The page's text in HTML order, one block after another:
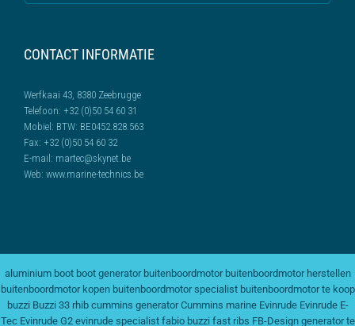
CONTACT INFORMATIE
Werfkaai 43, 8380 Zeebrugge
Telefoon: +32 (0)50 54 60 31
Mobiel: BTW: BE0452.828.563
Fax: +32 (0)50 54 60 32
E-mail: martec@skynet.be
Web: www.marine-technics.be
aluminium boot boot generator buitenboordmotor buitenboordmotor herstellen
buitenboordmotor kopen buitenboordmotor specialist buitenboordmotor te koop
buzzi Buzzi 33 rhib cummins generator Cummins marine Evinrude Evinrude E-
Tec Evinrude G2 evinrude specialist fabio buzzi fast ribs FB-Design generator te